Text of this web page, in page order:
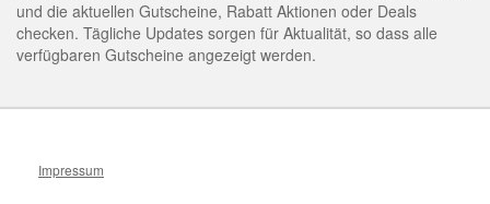
und die aktuellen Gutscheine, Rabatt Aktionen oder Deals
checken. Tägliche Updates sorgen für Aktualität, so dass alle
verfügbaren Gutscheine angezeigt werden.
Impressum